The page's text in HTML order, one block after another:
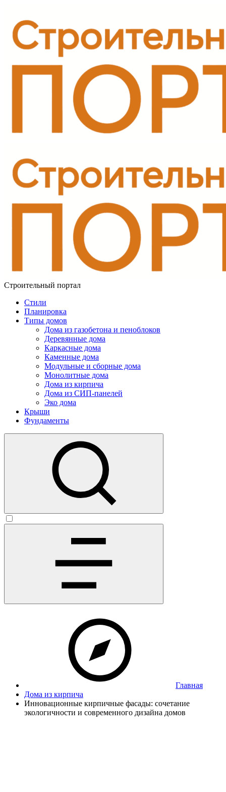
Строительный портал
Стили
Планировка
Типы домов
Дома из газобетона и пеноблоков
Деревянные дома
Каркасные дома
Каменные дома
Модульные и сборные дома
Монолитные дома
Дома из кирпича
Дома из СИП-панелей
Эко дома
Крыши
Фундаменты
Главная
Дома из кирпича
Инновационные кирпичные фасады: сочетание
экологичности и современного дизайна домов